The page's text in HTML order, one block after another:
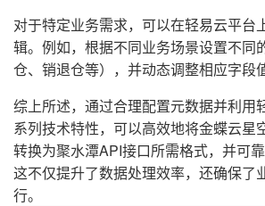
对于特定业务需求，可以在轻易云平台
辑。例如，根据不同业务场景设置不同
仓、销退仓等），并动态调整相应字段
综上所述，通过合理配置元数据并利用
系列技术特性，可以高效地将金蝶云星
转换为聚水潭API接口所需格式，并可靠
这不仅提升了数据处理效率，还确保了
行。